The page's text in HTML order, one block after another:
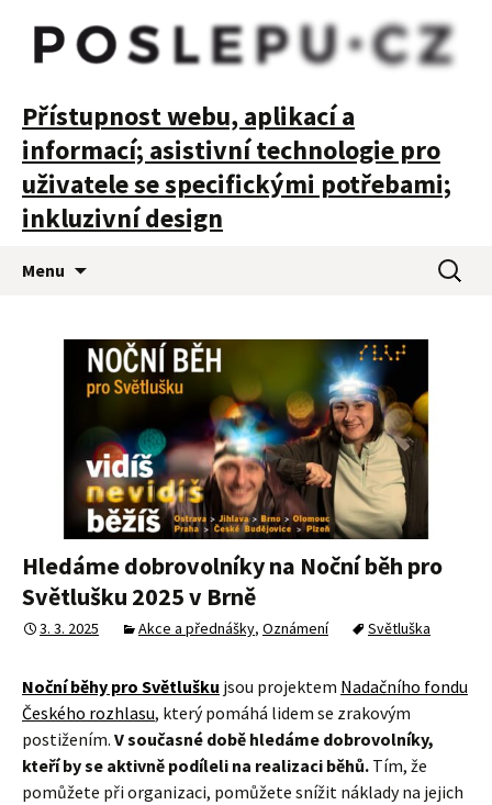
POSLEPU
Přístupnost webu, aplikací a
informací; asistivní technologie pro
uživatele se specifickými potřebami;
inkluzivní design
Menu
webu
Hledáme dobrovolníky na Noční běh pro
Světlušku 2025 v Brně
3. 3. 2025 Akce a přednášky, Oznámení Světluška
Noční běhy pro Světlušku jsou projektem Nadačního fondu
Českého rozhlasu, který pomáhá lidem se zrakovým
postižením. V současné době hledáme dobrovolníky,
kteří by se aktivně podíleli na realizaci běhů. Tím, že
pomůžete při organizaci, pomůžete snížit náklady na jejich